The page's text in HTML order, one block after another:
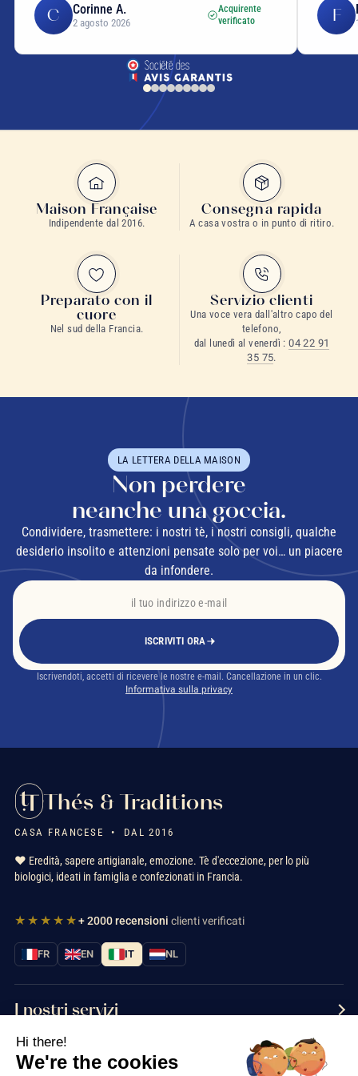
caffè o spezie
latte del tè
tè sfuso
carta washi
decorate
coperchio interno
C Corinne A.
2 agosto 2026
Acquirente
verificato
F
Maison Française
Indipendente dal 2016.
Consegna rapida
A casa vostra o in punto di ritiro.
Preparato con il
cuore
Nel sud della Francia.
Servizio clienti
Una voce vera dall'altro capo del
telefono,
dal lunedì al venerdì :04 22 91
35 75.
LA LETTERA DELLA MAISON
Non perdere
neanche una goccia.
Condividere, trasmettere: i nostri tè, i nostri consigli, qualche
desiderio insolito e attenzioni pensate solo per voi… un piacere
da infondere.
ISCRIVITI ORA
Iscrivendoti, accetti di ricevere le nostre e-mail. Cancellazione in un clic.
Informativa sulla privacy
Thés & Traditions
CASA FRANCESE • DAL 2016
❤️ Eredità, sapere artigianale, emozione. Tè d'eccezione, per lo più
biologici, ideati in famiglia e confezionati in Francia.
★★★★★+ 2000 recensioni clienti verificati
FR EN IT NL
I nostri servizi
Informazioni
Hi there!
We're the cookies